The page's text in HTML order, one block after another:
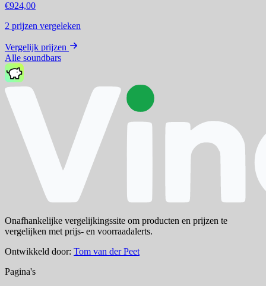
€924,00
2 prijzen vergeleken
Vergelijk prijzen
Alle soundbars
Onafhankelijke vergelijkingssite om producten en prijzen te
vergelijken met prijs- en voorraadalerts.
Ontwikkeld door: Tom van der Peet
Pagina's